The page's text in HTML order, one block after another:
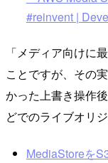
#reinvent |
「メディア向けに
ことですが、その
かった上書き操作
どでのライブオリ
MediaStoreを